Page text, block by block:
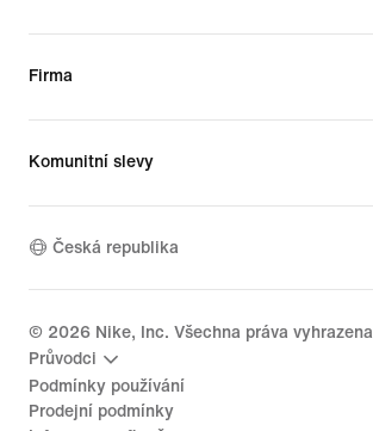
Firma
Komunitní slevy
Česká republika
© 2026 Nike, Inc. Všechna práva vyhrazena
Průvodci
Podmínky používání
Prodejní podmínky